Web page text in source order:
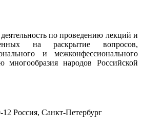
по проведению лекций и
на раскрытие вопросов,
и межконфессионального
многообразия народов Российской
12 Россия, Санкт-Петербург